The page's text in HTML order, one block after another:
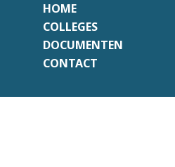
HOME
COLLEGES
DOCUMENTEN
CONTACT